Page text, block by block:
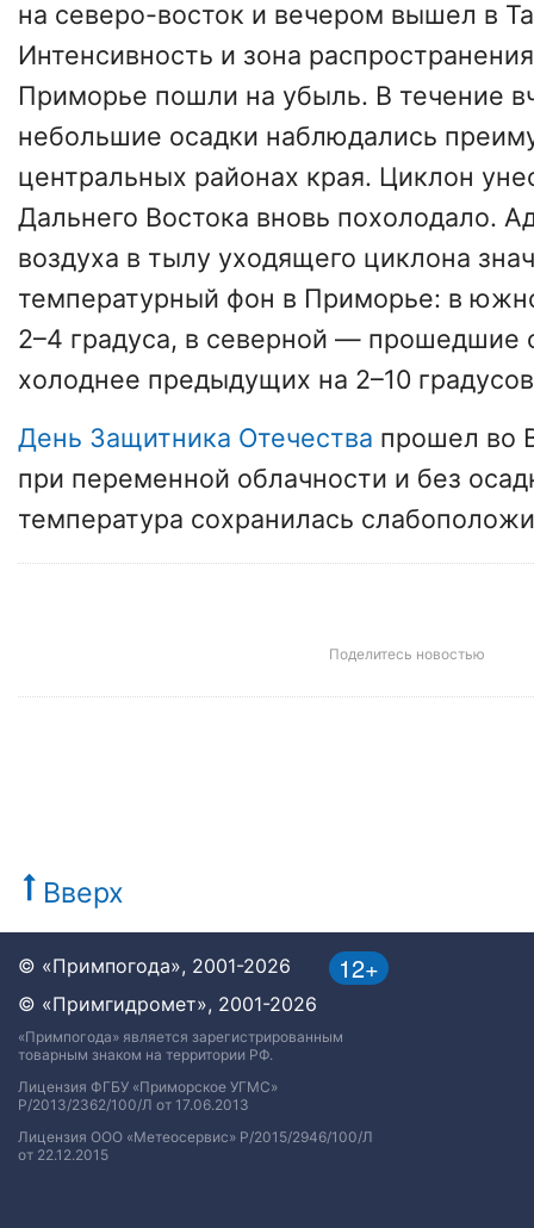
на северо-восток и вечером вышел в
Интенсивность и зона
Приморье пошли на убыль. В течение
небольшие осадки наблюдались
центральных районах края. Циклон
Дальнего Востока вновь похолодало.
воздуха в тылу уходящего циклона
температурный фон в Приморье: в
2–4 градуса, в северной — прошедшие
холоднее предыдущих на 2–10
День Защитника Отечества прошел во
при переменной облачности и без
температура сохранилась
Поделитесь новостью
Вверх
12+
© «Примпогода», 2001-2026
© «Примгидромет», 2001-2026
«Примпогода» является зарегистрированным
товарным знаком на территории РФ.
Лицензия ФГБУ «Приморское УГМС»
Р/2013/2362/100/Л от 17.06.2013
Лицензия ООО «Метеосервис» Р/2015/2946/100/Л
от 22.12.2015